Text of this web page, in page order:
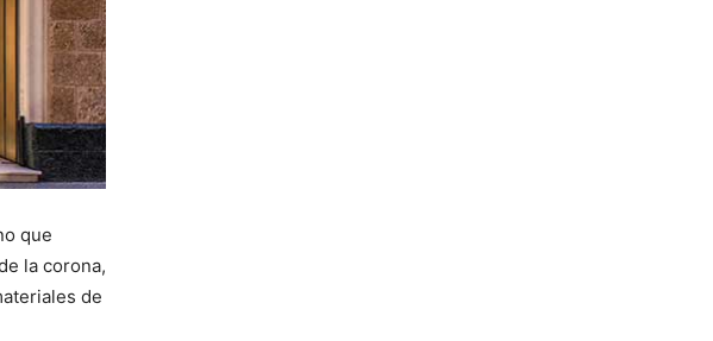
que
la corona,
de